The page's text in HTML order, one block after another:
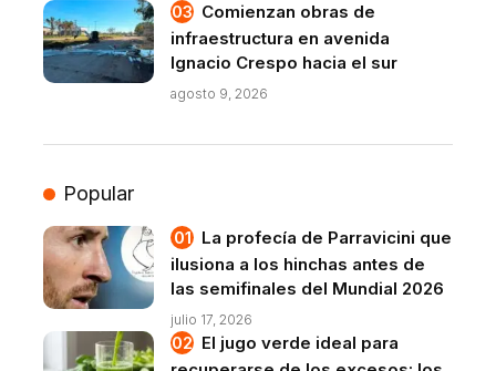
Comienzan obras de
infraestructura en avenida
Ignacio Crespo hacia el sur
agosto 9, 2026
Popular
La profecía de Parravicini que
ilusiona a los hinchas antes de
las semifinales del Mundial 2026
julio 17, 2026
El jugo verde ideal para